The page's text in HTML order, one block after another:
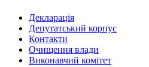
Декларація
Депутатський корпус
Контакти
Очищення влади
Виконавчий комітет